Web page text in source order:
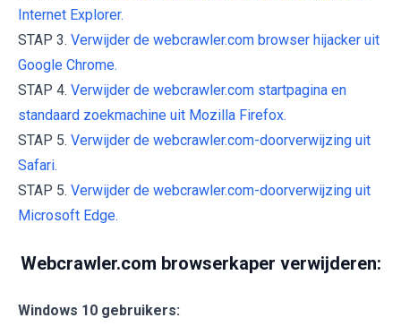
Internet Explorer.
STAP 3. Verwijder de webcrawler.com browser hijacker uit
Google Chrome.
STAP 4. Verwijder de webcrawler.com startpagina en
standaard zoekmachine uit Mozilla Firefox.
STAP 5. Verwijder de webcrawler.com-doorverwijzing uit
Safari.
STAP 5. Verwijder de webcrawler.com-doorverwijzing uit
Microsoft Edge.
Webcrawler.com browserkaper verwijderen:
Windows 10 gebruikers: